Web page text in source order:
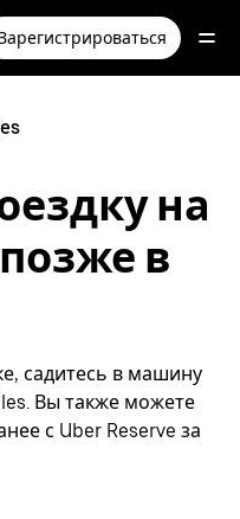
на
в
садитесь в машину
Вы также можете
с Uber Reserve за